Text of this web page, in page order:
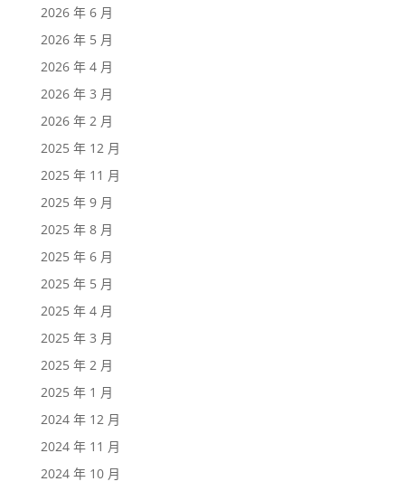
2026 年 6 月
2026 年 5 月
2026 年 4 月
2026 年 3 月
2026 年 2 月
2025 年 12 月
2025 年 11 月
2025 年 9 月
2025 年 8 月
2025 年 6 月
2025 年 5 月
2025 年 4 月
2025 年 3 月
2025 年 2 月
2025 年 1 月
2024 年 12 月
2024 年 11 月
2024 年 10 月